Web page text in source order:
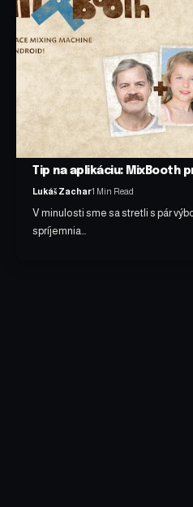
Tip na aplikáciu: MixBooth
Lukáš Zachar1 Min Read
V minulosti sme sa stretli s pár
spríjemnia…